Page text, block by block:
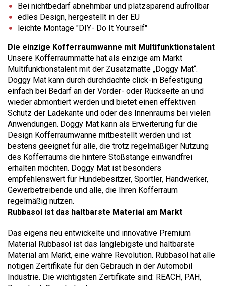
Bei nichtbedarf abnehmbar und platzsparend aufrollbar
edles Design, hergestellt in der EU
leichte Montage "DIY- Do It Yourself"
Die einzige Kofferraumwanne mit Multifunktionstalent
Unsere Kofferraummatte hat als einzige am Markt
Multifunktionstalent mit der Zusatzmatte „Doggy Mat“.
Doggy Mat kann durch durchdachte click-in Befestigung
einfach bei Bedarf an der Vorder- oder Rückseite an und
wieder abmontiert werden und bietet einen effektiven
Schutz der Ladekante und oder des Innenraums bei vielen
Anwendungen. Doggy Mat kann als Erweiterung für die
Design Kofferraumwanne mitbestellt werden und ist
bestens geeignet für alle, die trotz regelmäßiger Nutzung
des Kofferraums die hintere Stoßstange einwandfrei
erhalten möchten. Doggy Mat ist besonders
empfehlenswert für Hundebesitzer, Sportler, Handwerker,
Gewerbetreibende und alle, die Ihren Kofferraum
regelmäßig nutzen.
Rubbasol ist das haltbarste Material am Markt
Das eigens neu entwickelte und innovative Premium
Material Rubbasol ist das langlebigste und haltbarste
Material am Markt, eine wahre Revolution. Rubbasol hat alle
nötigen Zertifikate für den Gebrauch in der Automobil
Industrie. Die wichtigsten Zertifikate sind: REACH, PAH,